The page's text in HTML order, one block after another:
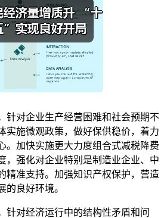
针对企业生产经营困难和社会预期不
实施微观政策，做好保供稳价，着力
。加快实施更大力度组合式减税降费
，强化对企业特别是制造业企业、中
精准支持。加强知识产权保护，营造
的良好环境。
针对经济运行中的结构性矛盾和问